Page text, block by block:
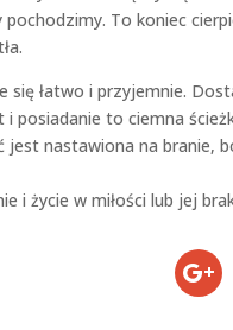
To koniec
się łatwo i przyjemnie.
posiadanie to ciemna
nastawiona na branie,
i życie w miłości lub jej